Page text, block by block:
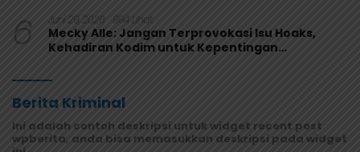
6 Juni 29, 2026 994 Lihat
Mecky Alle: Jangan Terprovokasi Isu Hoaks,
Kehadiran Kodim untuk Kepentingan
Berita Kriminal
Ini adalah contoh deskripsi untuk widget recent post
wpberita, anda bisa memasukkan deskripsi pada widget